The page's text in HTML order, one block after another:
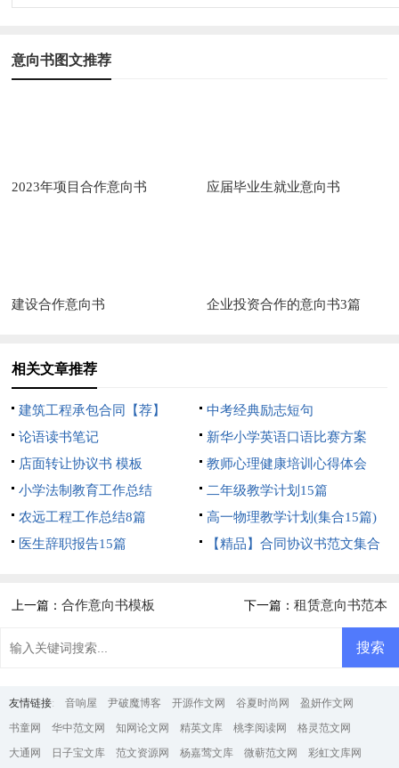
意向书图文推荐
2023年项目合作意向书 应届毕业生就业意向书
建设合作意向书 企业投资合作的意向书3篇
相关文章推荐
建筑工程承包合同【荐】
中考经典励志短句
论语读书笔记
新华小学英语口语比赛方案
店面转让协议书 模板
教师心理健康培训心得体会
小学法制教育工作总结
二年级教学计划15篇
农远工程工作总结8篇
高一物理教学计划(集合15篇)
医生辞职报告15篇
【精品】合同协议书范文集合
上一篇：合作意向书模板 下一篇： 租赁意向书范本
友情链接: 音响屋 尹破魔博客 开源作文网 谷夏时尚网
盈妍作文网
书童网
华中范文网 知网论文网 精英文库 桃李阅读网
格灵范文网
大通网
日子宝文库 范文资源网 杨嘉莺文库 微蕲范文网 彩虹文库网